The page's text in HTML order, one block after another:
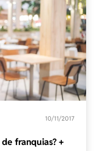
10/11/2017
franquias? +